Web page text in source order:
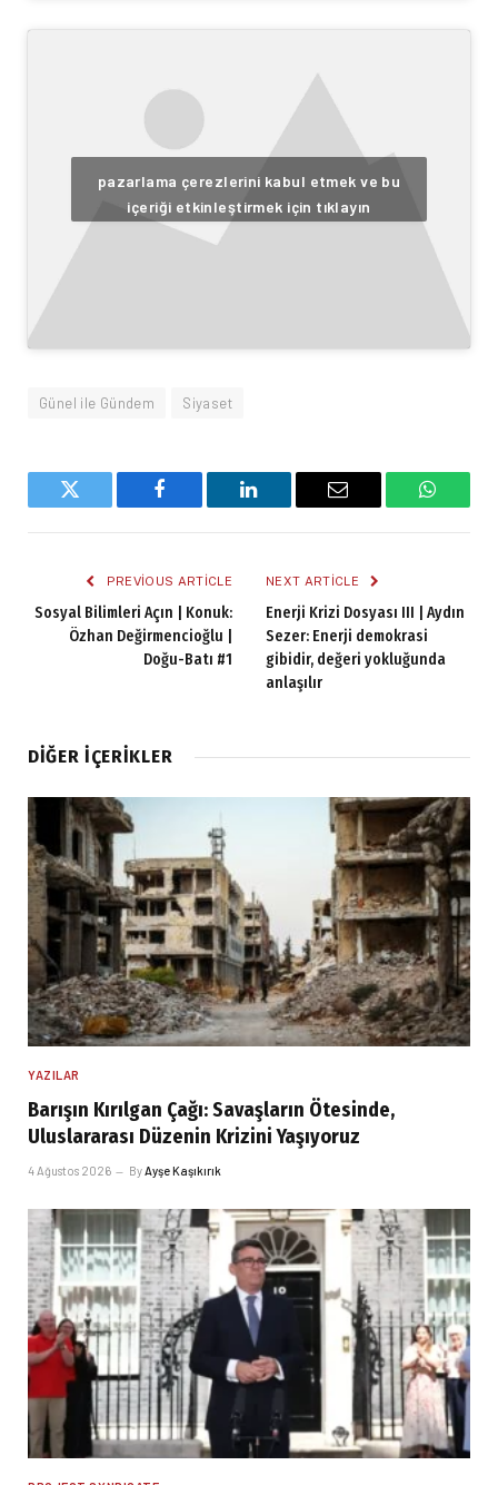
pazarlama çerezlerini kabul etmek ve bu
içeriği etkinleştirmek için tıklayın
Günel ile Gündem Siyaset
Twitter Facebook LinkedIn Email
PREVIOUS ARTICLE
Sosyal Bilimleri Açın | Konuk:
Özhan Değirmencioğlu |
Doğu-Batı #1
NEXT ARTICLE
Enerji Krizi Dosyası III | Aydın
Sezer: Enerji demokrasi
gibidir, değeri yokluğunda
anlaşılır
DIĞER İÇERIKLER
YAZILAR
Barışın Kırılgan Çağı: Savaşların Ötesinde,
Uluslararası Düzenin Krizini Yaşıyoruz
4 Ağustos 2026 ByAyşe Kaşıkırık